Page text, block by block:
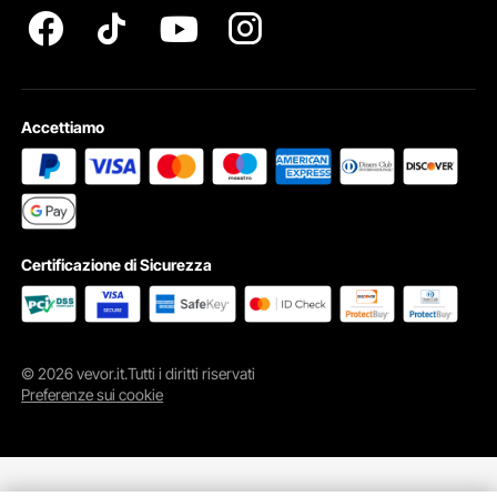
Legna
Accettiamo
Certificazione di Sicurezza
© 2026 vevor.it.Tutti i diritti riservati
Preferenze sui cookie